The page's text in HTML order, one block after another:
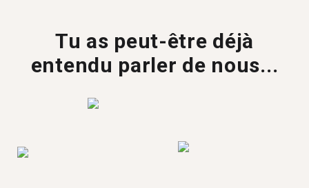
Tu as peut-être déjà
entendu parler de nous...